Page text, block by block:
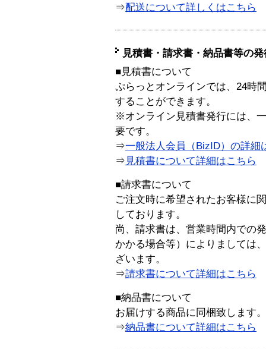
⇒配送について詳しくはこちら
見積書・請求書・納品書等の
■見積書について
ぷらっとオンラインでは、24時
することができます。
※オンライン見積書発行には、
要です。
⇒一般法人会員（BizID）の詳細
⇒ 見積書について詳細はこちら
■請求書について
ご注文時に希望されたお客様に
しております。
尚、請求書は、営業時間内での
かかる場合等）によりましては
ざいます。
⇒請求書について詳細はこちら
■納品書について
お届けする商品に同梱致します。
⇒納品書について詳細はこちら